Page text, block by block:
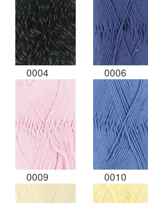
0004 0006
0009 0010